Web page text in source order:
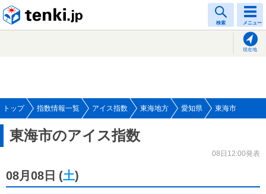
検索 メニュー
現在地
トップ 指数情報一覧 アイス指数 東海地方 愛知県 東海市
東海市のアイス指数
08日12:00発表
08月08日 (土)